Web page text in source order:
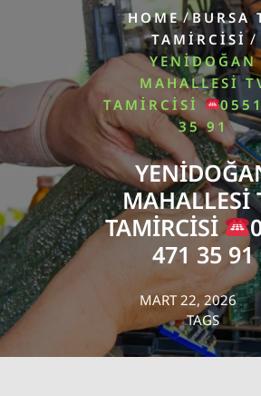
HOME/BURSA
TAMIRCISI/
YENIDOĞAN
MAHALLESI
TAMIRCISI
35 91
MAHALLESI
TAMIRCISI
471 35 91
MART 22, 2026
TAGS